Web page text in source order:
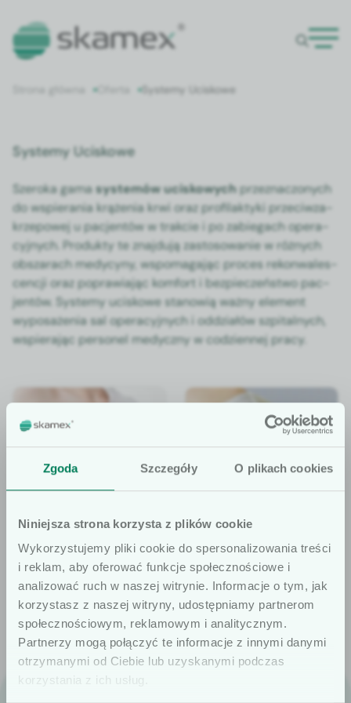
Zgoda Szczegóły O plikach cookies
Niniejsza strona korzysta z plików cookie
Wykorzystujemy pliki cookie do spersonalizowania treści
i reklam, aby oferować funkcje społecznościowe i
analizować ruch w naszej witrynie. Informacje o tym, jak
korzystasz z naszej witryny, udostępniamy partnerom
społecznościowym, reklamowym i analitycznym.
Partnerzy mogą połączyć te informacje z innymi danymi
otrzymanymi od Ciebie lub uzyskanymi podczas
korzystania z ich usług.
Oferta Systemy Uciskowe
Systemy Uciskowe
Sze­ro­ka gamasys­temów uciskowychprzez­nac­zonych
do wspiera­nia krąże­nia krwi oraz pro­fi­lak­ty­ki prze­ci­wza­
krzepowej u pac­jen­tów w trak­cie i po zab­ie­gach oper­a­
cyjnych. Pro­duk­ty te zna­j­du­ją zas­tosowanie w różnych
obszarach medy­cyny, wspo­ma­ga­jąc pro­ces rekon­wales­
cencji oraz popraw­ia­jąc kom­fort i bez­pieczeńst­wo pac­
jen­tów. Sys­te­my uciskowe stanow­ią ważny ele­ment
wyposaże­nia sal oper­a­cyjnych i odd­zi­ałów szpi­tal­nych,
wspier­a­jąc per­son­el medy­czny w codzi­en­nej pra­cy.
Jednorazowy system
uciskowy po
wszczepieniu
defibrylatora i/lub
rozrusznika serca.
Ucisk w celu
zapewnienia
hemostazy nakłuć
udowych
Szanowni użytkownicy
Informujemy, że prezentowane artykuły